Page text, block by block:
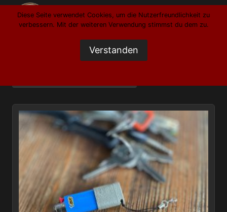
Zum
springen
Diese Seite verwendet Cookies, um die Nutzerfreundlichkeit zu
verbessern. Mit der weiteren Verwendung stimmst du dem zu.
Verstanden